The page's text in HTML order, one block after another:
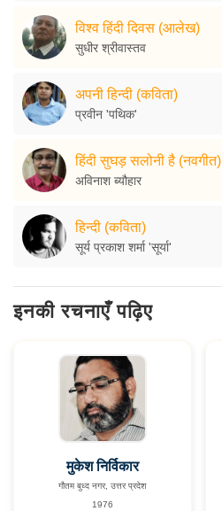
विश्व हिंदी दिवस (आलेख)
सुधीर श्रीवास्तव
अपनी हिन्दी (कविता)
प्रवीन 'पथिक'
हिंदी सुघड़ सलोनी है (नवगीत)
अविनाश ब्यौहार
हिन्दी (कविता)
सूर्य प्रकाश शर्मा 'सूर्या'
इनकी रचनाएँ पढ़िए
मुकेश निर्विकार
गौतम बुध्द नगर, उत्तर प्रदेश
1976